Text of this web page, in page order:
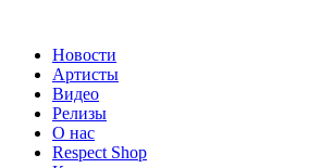
Новости
Артисты
Видео
Релизы
О нас
Respect Shop